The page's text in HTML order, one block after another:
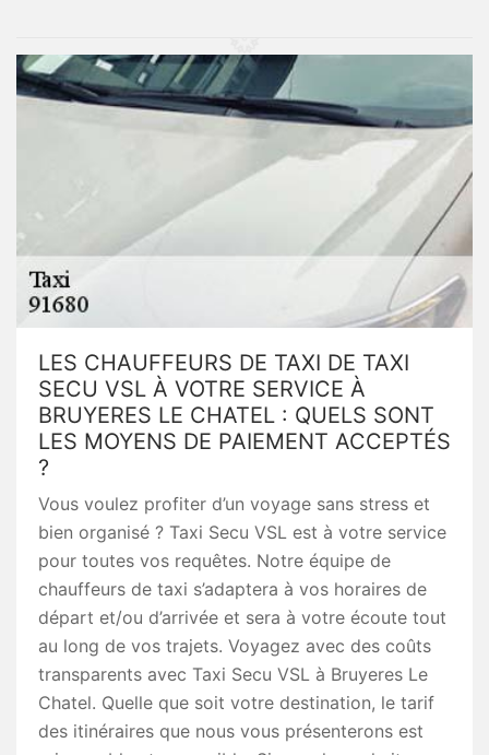
LES CHAUFFEURS DE TAXI DE TAXI
SECU VSL À VOTRE SERVICE À
BRUYERES LE CHATEL : QUELS SONT
LES MOYENS DE PAIEMENT ACCEPTÉS
?
Vous voulez profiter d’un voyage sans stress et
bien organisé ? Taxi Secu VSL est à votre service
pour toutes vos requêtes. Notre équipe de
chauffeurs de taxi s’adaptera à vos horaires de
départ et/ou d’arrivée et sera à votre écoute tout
au long de vos trajets. Voyagez avec des coûts
transparents avec Taxi Secu VSL à Bruyeres Le
Chatel. Quelle que soit votre destination, le tarif
des itinéraires que nous vous présenterons est